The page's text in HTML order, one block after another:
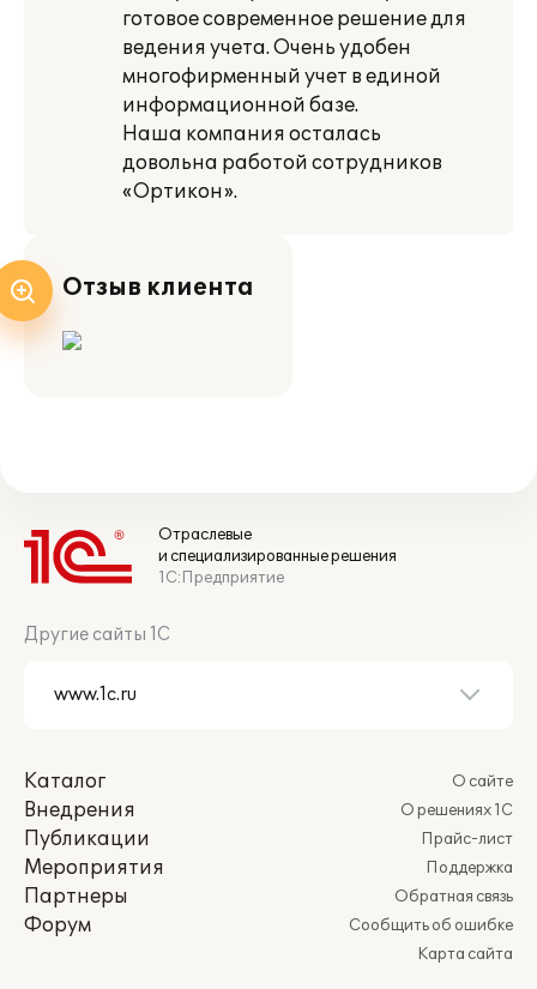
готовое современное решение для
ведения учета. Очень удобен
многофирменный учет в единой
информационной базе.
Наша компания осталась
довольна работой сотрудников
«Ортикон».
Отзыв клиента
Отраслевые
и специализированные решения
1С:Предприятие
Другие сайты 1С
Каталог
Внедрения
Публикации
Мероприятия
Партнеры
Форум
О сайте
О решениях 1С
Прайс-лист
Поддержка
Обратная связь
Сообщить об ошибке
Карта сайта